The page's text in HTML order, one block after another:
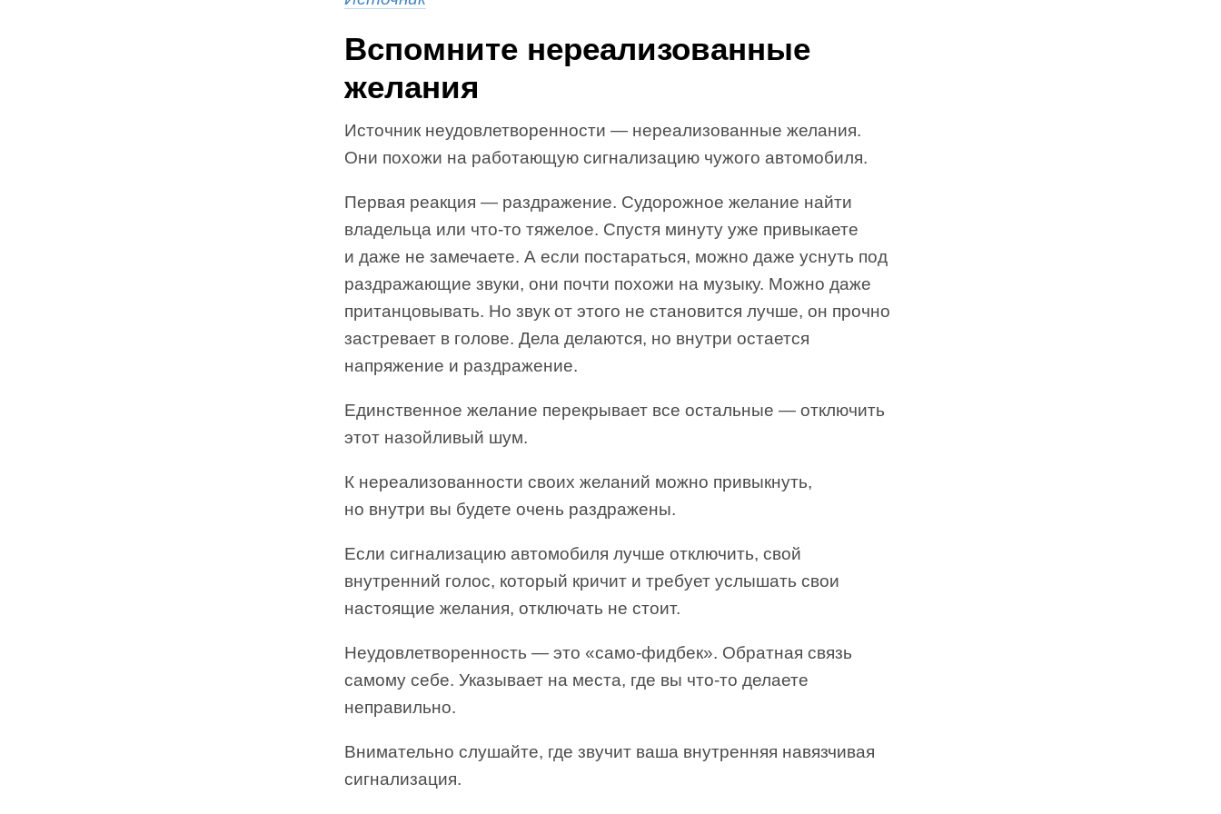
Вспомните нереализованные
желания
Источник неудовлетворенности — нереализованные желания.
Они похожи на работающую сигнализацию чужого автомобиля.
Первая реакция — раздражение. Судорожное желание найти
владельца или что-то тяжелое. Спустя минуту уже привыкаете
и даже не замечаете. А если постараться, можно даже уснуть под
раздражающие звуки, они почти похожи на музыку. Можно даже
пританцовывать. Но звук от этого не становится лучше, он прочно
застревает в голове. Дела делаются, но внутри остается
напряжение и раздражение.
Единственное желание перекрывает все остальные — отключить
этот назойливый шум.
К нереализованности своих желаний можно привыкнуть,
но внутри вы будете очень раздражены.
Если сигнализацию автомобиля лучше отключить, свой
внутренний голос, который кричит и требует услышать свои
настоящие желания, отключать не стоит.
Неудовлетворенность — это «само-фидбек». Обратная связь
самому себе. Указывает на места, где вы что-то делаете
неправильно.
Внимательно слушайте, где звучит ваша внутренняя навязчивая
сигнализация.